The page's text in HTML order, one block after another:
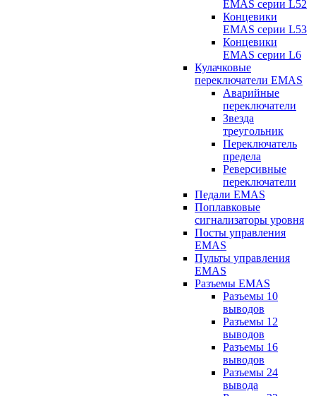
EMAS серии L52
Концевики
EMAS серии L53
Концевики
EMAS серии L6
Кулачковые
переключатели EMAS
Аварийные
переключатели
Звезда
треугольник
Переключатель
предела
Реверсивные
переключатели
Педали EMAS
Поплавковые
сигнализаторы уровня
Посты управления
EMAS
Пульты управления
EMAS
Разъемы EMAS
Разъемы 10
выводов
Разъемы 12
выводов
Разъемы 16
выводов
Разъемы 24
вывода